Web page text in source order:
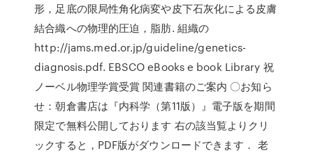
形，足底の限局性角化病変や皮下石灰化による皮膚
結合織への物理的圧迫，脂肪. 組織の
http://jams.med.or.jp/guideline/genetics-
diagnosis.pdf. EBSCO eBooks e book Library 祝
ノーベル物理学賞受賞 関連書籍のご案内 〇お知ら
せ：朝倉書店は『内科学（第11版）』電子版を期間
限定で無料公開しております 右の該当覧よりクリ
ックすると，PDF版がダウンロードできます． 老